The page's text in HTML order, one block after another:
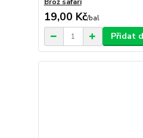
19,00 Kč/bal
Přidat